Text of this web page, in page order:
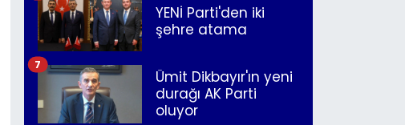
YENİ Parti'den iki
şehre atama
Ümit Dikbayır'ın yeni
durağı AK Parti
oluyor
7